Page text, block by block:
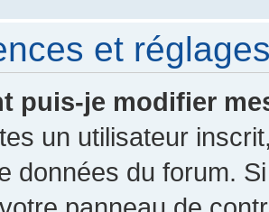
et
puis-je modifier
un utilisateur
données du forum.